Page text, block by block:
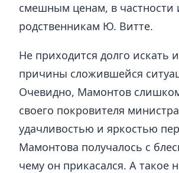
смешным ценам, в частности
родственникам Ю. Витте.
Не приходится долго искать
причины сложившейся
Очевидно, Мамонтов
своего покровителя
удачливостью и яркостью
Мамонтова получалось с
чему он прикасался. А такое